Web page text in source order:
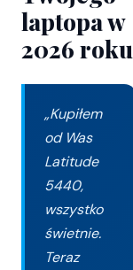
laptopa w
2026 roku
„Kupiłem
od Was
Latitude
5440,
wszystko
świetnie.
Teraz